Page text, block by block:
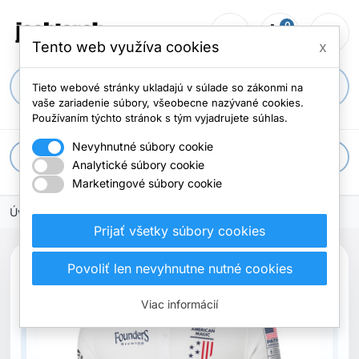
person_outline shopping_cart
0
Početmenu
apps Všetky kategórie
Úvodná stránka
Vypredané
Tento web využíva cookies x
Tieto webové stránky ukladajú v súlade so zákonmi na
vaše zariadenie súbory, všeobecne nazývané cookies.
Používaním týchto stránok s tým vyjadrujete súhlas.
Nevyhnutné súbory cookie
Analytické súbory cookie
Marketingové súbory cookie
Prijať všetky súbory cookies
Povoliť len nevyhnutne nutné cookies
Viac informácií